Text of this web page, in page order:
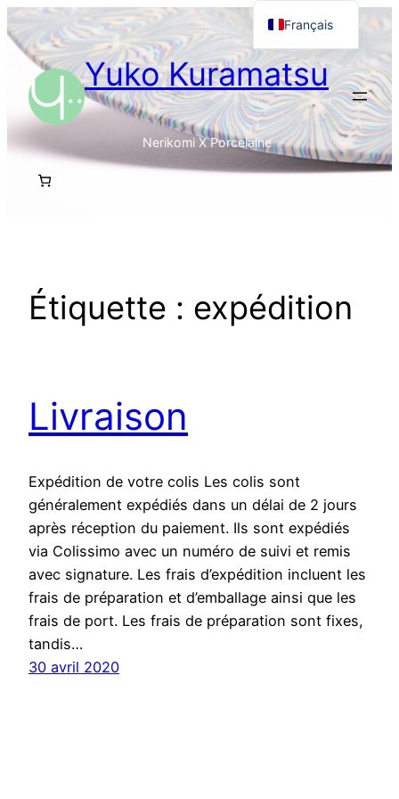
Aller
au
contenu
Yuko Kuramatsu
Nerikomi X Porcelaine
Étiquette : expédition
Livraison
Expédition de votre colis Les colis sont
généralement expédiés dans un délai de 2 jours
après réception du paiement. Ils sont expédiés
via Colissimo avec un numéro de suivi et remis
avec signature. Les frais d’expédition incluent les
frais de préparation et d’emballage ainsi que les
frais de port. Les frais de préparation sont fixes,
tandis…
30 avril 2020
Français
English
日本語